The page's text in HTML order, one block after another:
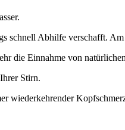
schnell Abhilfe verschafft.
die Einnahme von
Stirn.
wiederkehrender